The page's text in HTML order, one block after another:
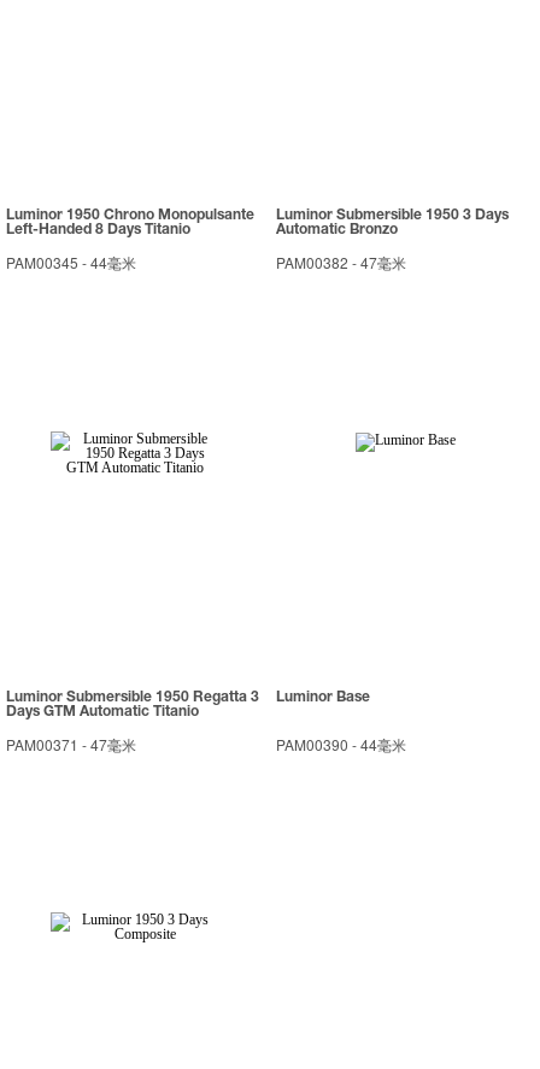
Luminor 1950 Chrono Monopulsante
Left-Handed 8 Days Titanio
PAM00345 -44毫米
Luminor Submersible 1950 3 Days
Automatic Bronzo
PAM00382 -47毫米
Luminor Submersible 1950 Regatta 3
Days GTM Automatic Titanio
PAM00371 -47毫米
Luminor Base
PAM00390 -44毫米